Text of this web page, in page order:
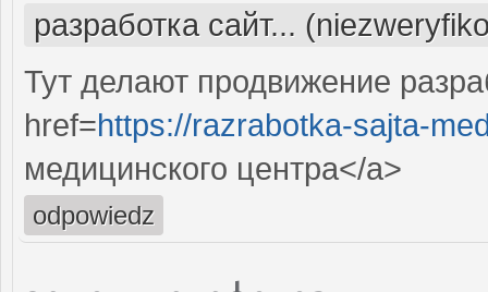
разработка сайт...
Тут делают продвижение
href=https://razrabotka-sajta-
медицинского центра</a>
odpowiedz